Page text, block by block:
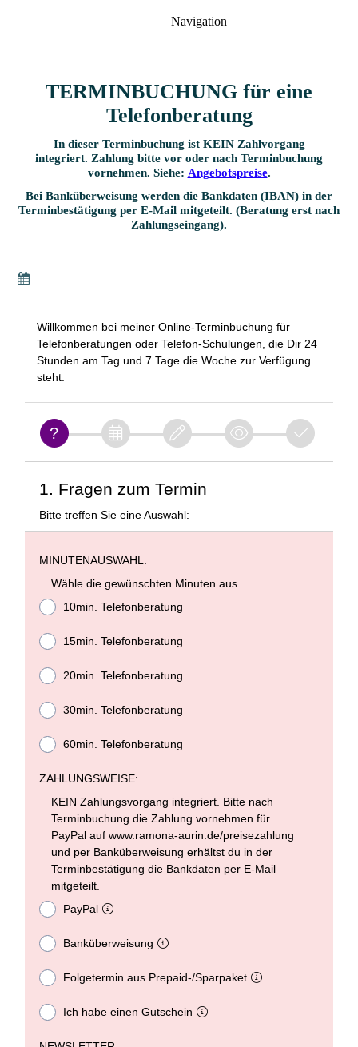
Navigation
TERMINBUCHUNG für eine
Telefonberatung
In dieser Terminbuchung ist KEIN Zahlvorgang
integriert. Zahlung bitte vor oder nach Terminbuchung
vornehmen. Siehe: Angebotspreise.
Bei Banküberweisung werden die Bankdaten (IBAN) in der
Terminbestätigung per E-Mail mitgeteilt. (Beratung erst nach
Zahlungseingang).